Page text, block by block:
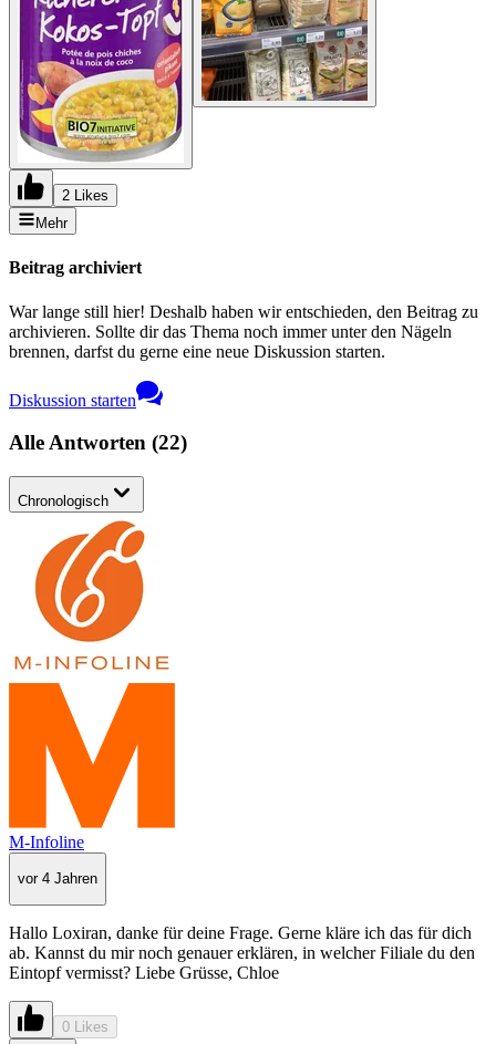
2 Likes
Mehr
Beitrag archiviert
War lange still hier! Deshalb haben wir entschieden, den Beitrag zu
archivieren. Sollte dir das Thema noch immer unter den Nägeln
brennen, darfst du gerne eine neue Diskussion starten.
Diskussion starten
Alle Antworten (22)
Chronologisch
M-Infoline
vor 4 Jahren
Hallo Loxiran, danke für deine Frage. Gerne kläre ich das für dich
ab. Kannst du mir noch genauer erklären, in welcher Filiale du den
Eintopf vermisst? Liebe Grüsse, Chloe
0 Likes